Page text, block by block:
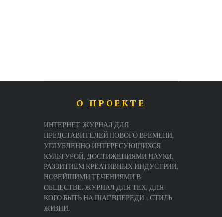
О ПРОЕКТЕ
ИНТЕРНЕТ-ЖУРНАЛ ДЛЯ
ПРЕДСТАВИТЕЛЕЙ НОВОГО ВРЕМЕНИ,
УГЛУБЛЕННО ИНТЕРЕСУЮЩИХСЯ
КУЛЬТУРОЙ, ДОСТИЖЕНИЯМИ НАУКИ,
РАЗВИТИЕМ КРЕАТИВНЫХ ИНДУСТРИЙ,
НОВЕЙШИМИ ТЕЧЕНИЯМИ В
ОБЩЕСТВЕ. ЖУРНАЛ ДЛЯ ТЕХ, ДЛЯ
КОГО БЫТЬ НА ШАГ ВПЕРЕДИ - СТИЛЬ
ЖИЗНИ.